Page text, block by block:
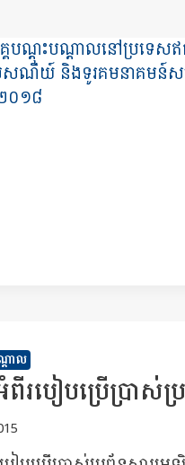
តាល
របៀប​ប្រើប្រាស់​